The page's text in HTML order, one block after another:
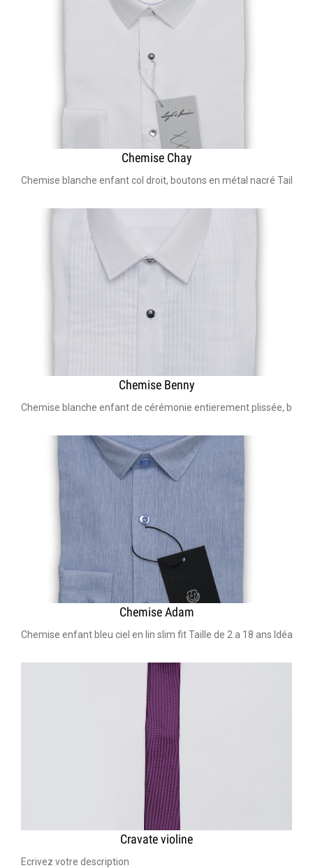
Chemise Chay
Chemise blanche enfant col droit, boutons en métal nacré Taille
Chemise Benny
Chemise blanche enfant de cérémonie entierement plissée,
Chemise Adam
Chemise enfant bleu ciel en lin slim fit Taille de 2 a 18 ans Idéal
Cravate violine
Ecrivez votre description